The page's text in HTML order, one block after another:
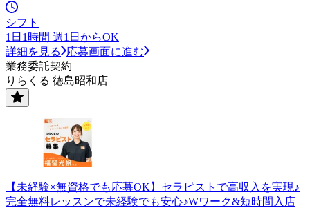
シフト
1日1時間 週1日からOK
詳細を見る
応募画面に進む
業務委託契約
りらくる 徳島昭和店
【未経験×無資格でも応募OK】セラピストで高収入を実現♪
完全無料レッスンで未経験でも安心♪Wワーク&短時間入店